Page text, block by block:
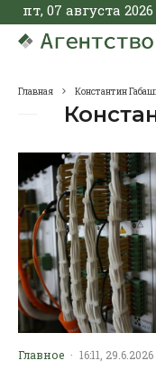
пт, 07 августа 2026
Главная Константин
Главное · 16:11, 29.6.2026